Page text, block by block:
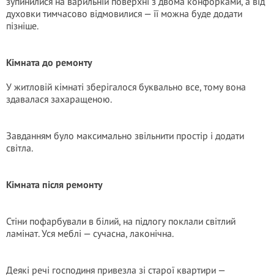
духовки тимчасово відмовилися — її можна буде додати
пізніше.
Кімната до ремонту
У житловій кімнаті зберігалося буквально все, тому вона
здавалася захаращеною.
Завданням було максимально звільнити простір і додати
світла.
Кімната після ремонту
Стіни пофарбували в білий, на підлогу поклали світлий
ламінат. Уся меблі — сучасна, лаконічна.
Деякі речі господиня привезла зі старої квартири —